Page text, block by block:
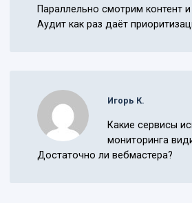
Параллельно смотрим контент
Аудит как раз даёт
Игорь К.
Какие сервисы
мониторинга
Достаточно ли вебмастера?